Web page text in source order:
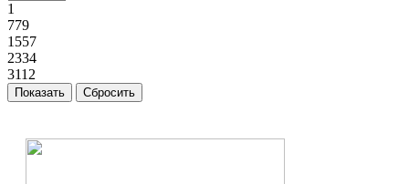
1
779
1557
2334
3112